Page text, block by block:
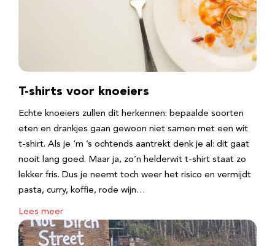
T-shirts voor knoeiers
Echte knoeiers zullen dit herkennen: bepaalde soorten
eten en drankjes gaan gewoon niet samen met een wit
t-shirt. Als je ‘m ’s ochtends aantrekt denk je al: dit gaat
nooit lang goed. Maar ja, zo’n helderwit t-shirt staat zo
lekker fris. Dus je neemt toch weer het risico en vermijdt
pasta, curry, koffie, rode wijn…
Lees meer